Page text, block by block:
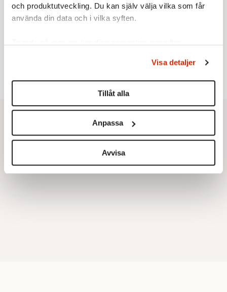
och produktutveckling. Du kan själv välja vilka som får
använda din data och i vilka syften.
Du kan ändra eller dra tillbaka ditt samtycke när som
helst från cookie-förklaringen.
Vi använder enhetsidentifierare för att anpassa innehållet
för sociala medier och analysera vår trafik. Vi
vidarebefordrar även sådana identifierare och annan
information från din enhet till de sociala medier och
annons- och analysföretag som vi samarbetar med.
Dessa kan i sin tur kombinera informationen med annan
Visa detaljer
Tillåt alla
Anpassa
Avvisa
Testa vår valkompass 2026!